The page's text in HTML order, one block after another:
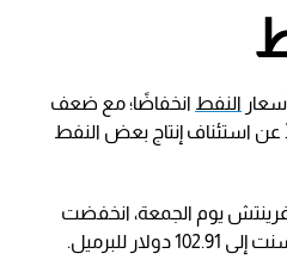
النفط انخفاضًا؛ مع ضعف
استئناف إنتاج بعض النفط
12:12 بتوقيت غرينتش يوم الجمعة، انخفضت